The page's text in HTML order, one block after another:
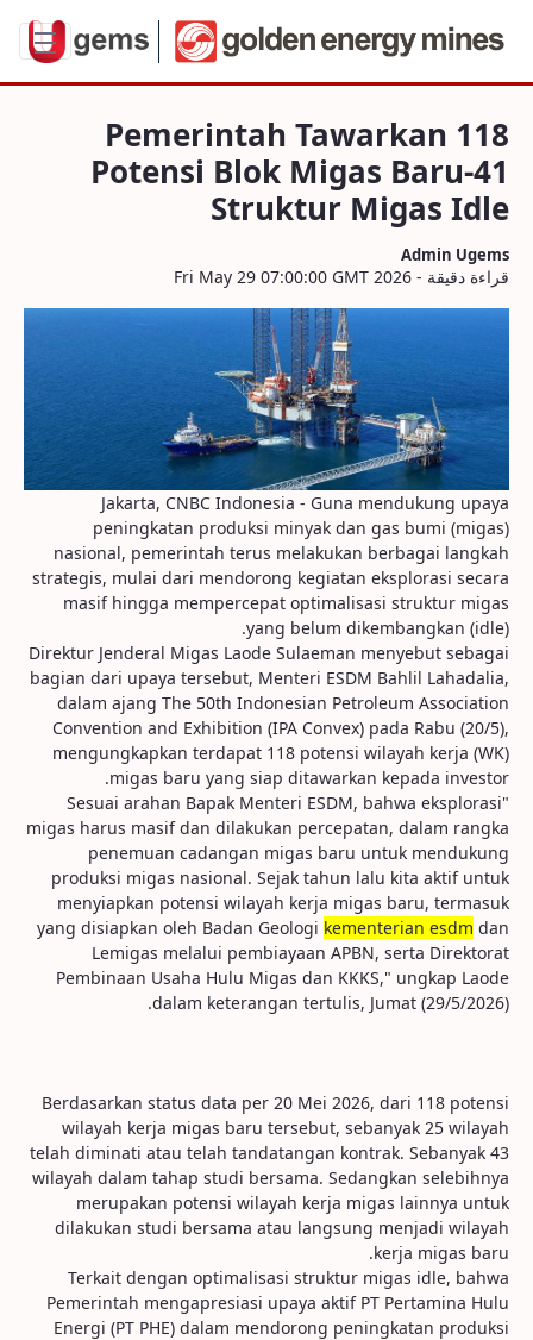
Blok Migas Baru-41 Struktur Migas Idle
Pemerintah Tawarkan 118
Potensi Blok Migas Baru-41
Struktur Migas Idle
Admin Ugems
قراءة دقيقة - Fri May 29 07:00:00 GMT 2026
Jakarta, CNBC Indonesia - Guna mendukung upaya
peningkatan produksi minyak dan gas bumi (migas)
nasional, pemerintah terus melakukan berbagai langkah
strategis, mulai dari mendorong kegiatan eksplorasi secara
masif hingga mempercepat optimalisasi struktur migas
yang belum dikembangkan (idle).
Direktur Jenderal Migas Laode Sulaeman menyebut sebagai
bagian dari upaya tersebut, Menteri ESDM Bahlil Lahadalia,
dalam ajang The 50th Indonesian Petroleum Association
Convention and Exhibition (IPA Convex) pada Rabu (20/5),
mengungkapkan terdapat 118 potensi wilayah kerja (WK)
migas baru yang siap ditawarkan kepada investor.
"Sesuai arahan Bapak Menteri ESDM, bahwa eksplorasi
migas harus masif dan dilakukan percepatan, dalam rangka
penemuan cadangan migas baru untuk mendukung
produksi migas nasional. Sejak tahun lalu kita aktif untuk
menyiapkan potensi wilayah kerja migas baru, termasuk
yang disiapkan oleh Badan Geologi kementerian esdm dan
Lemigas melalui pembiayaan APBN, serta Direktorat
Pembinaan Usaha Hulu Migas dan KKKS," ungkap Laode
dalam keterangan tertulis, Jumat (29/5/2026).
Berdasarkan status data per 20 Mei 2026, dari 118 potensi
wilayah kerja migas baru tersebut, sebanyak 25 wilayah
telah diminati atau telah tandatangan kontrak. Sebanyak 43
wilayah dalam tahap studi bersama. Sedangkan selebihnya
merupakan potensi wilayah kerja migas lainnya untuk
dilakukan studi bersama atau langsung menjadi wilayah
kerja migas baru.
Terkait dengan optimalisasi struktur migas idle, bahwa
Pemerintah mengapresiasi upaya aktif PT Pertamina Hulu
Energi (PT PHE) dalam mendorong peningkatan produksi